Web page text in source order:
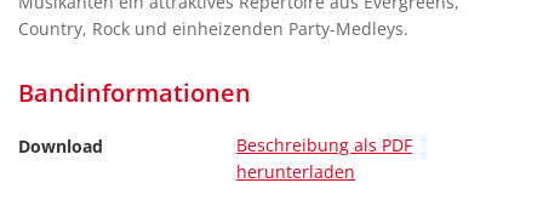
Country, Rock und einheizenden Party-Medleys.
Bandinformationen
Download
Beschreibung als PDF
herunterladen